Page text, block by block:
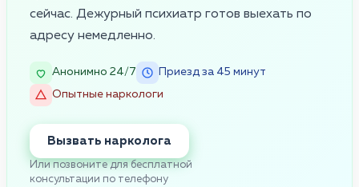
сейчас. Дежурный психиатр готов выехать по
адресу немедленно.
Анонимно 24/7
Приезд за 45 минут
Опытные наркологи
Вызвать нарколога
Или позвоните для бесплатной
консультации по телефону